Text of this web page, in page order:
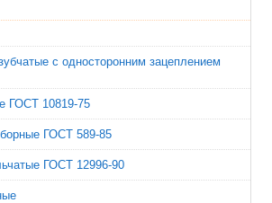
с односторонним зацеплением
ГОСТ 10819-75
ГОСТ 589-85
ГОСТ 12996-90